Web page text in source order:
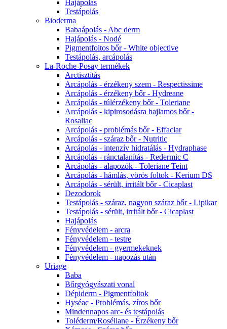
Hajápolás
Testápolás
Bioderma
Babaápolás - Abc derm
Hajápolás - Nodé
Pigmentfoltos bőr - White objective
Testápolás, arcápolás
La-Roche-Posay termékek
Arctisztítás
Arcápolás - érzékeny szem - Respectissime
Arcápolás - érzékeny bőr - Hydreane
Arcápolás - túlérzékeny bőr - Toleriane
Arcápolás - kipirosodásra hajlamos bőr -
Rosaliac
Arcápolás - problémás bőr - Effaclar
Arcápolás - száraz bőr - Nutritic
Arcápolás - intenzív hidratálás - Hydraphase
Arcápolás - ránctalanítás - Redermic C
Arcápolás - alapozók - Toleriane Teint
Arcápolás - hámlás, vörös foltok - Kerium DS
Arcápolás - sérült, irritált bőr - Cicaplast
Dezodorok
Testápolás - száraz, nagyon száraz bőr - Lipikar
Testápolás - sérült, irritált bőr - Cicaplast
Hajápolás
Fényvédelem - arcra
Fényvédelem - testre
Fényvédelem - gyermekeknek
Fényvédelem - napozás után
Uriage
Baba
Bőrgyógyászati vonal
Dépiderm - Pigmentfoltok
Hyséac - Problémás, zíros bőr
Mindennapos arc- és testápolás
Toléderm/Roséliane - Érzékeny bőr